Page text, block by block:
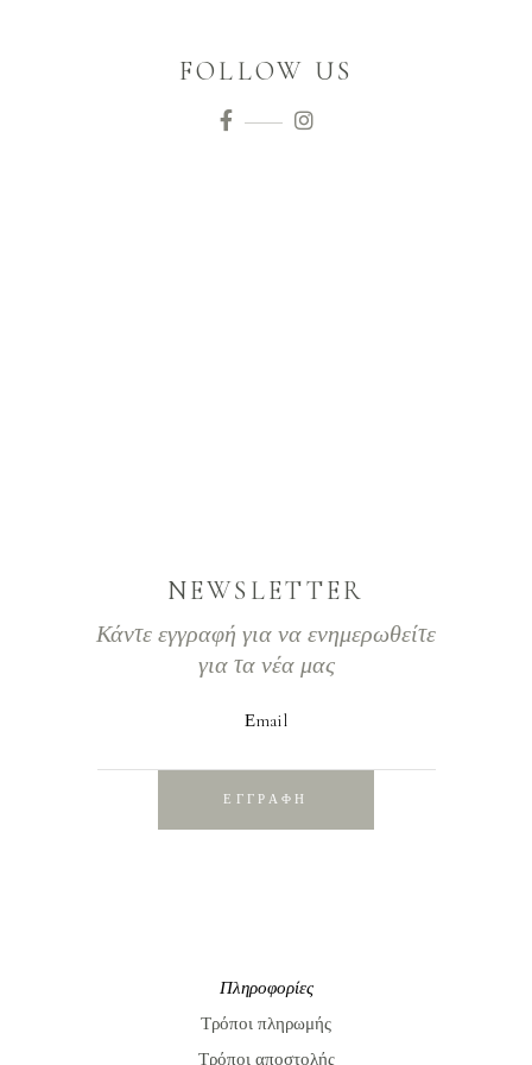
FOLLOW US
NEWSLETTER
Κάντε εγγραφή για να ενημερωθείτε
για τα νέα μας
Εmail
ΕΓΓΡΑΦΗ
Πληροφορίες
Τρόποι πληρωμής
Τρόποι αποστολής